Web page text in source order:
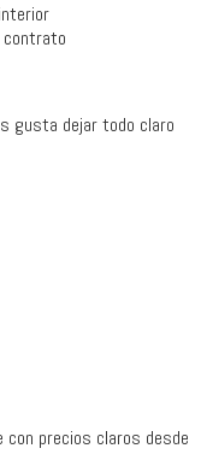
contrato
gusta dejar todo claro
precios claros desde